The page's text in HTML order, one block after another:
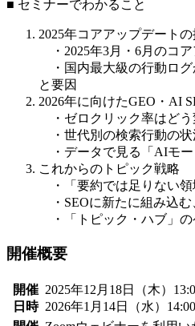
■ セミナーでわかること
2025年コアアップデートの
・2025年3月・6月のコ
・国内最大級の行動ログ
と要因
2026年に向けたGEO・AI
・ゼロクリック率はどう
・世代別の検索行動の状
・データで見る「AIモー
これからのトピック戦略
・「要約では足りない領
・SEOに新たに組み込む
・「トピック・ハブ」の
開催概要
開催
日時
2025年12月18日（木）
2026年1月14日（水）